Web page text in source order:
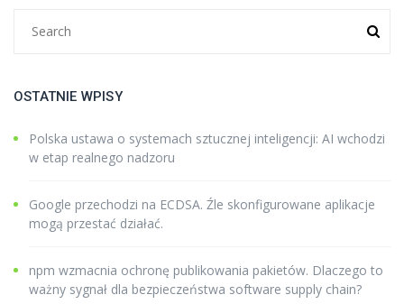
OSTATNIE WPISY
Polska ustawa o systemach sztucznej inteligencji: AI wchodzi
w etap realnego nadzoru
Google przechodzi na ECDSA. Źle skonfigurowane aplikacje
mogą przestać działać.
npm wzmacnia ochronę publikowania pakietów. Dlaczego to
ważny sygnał dla bezpieczeństwa software supply chain?